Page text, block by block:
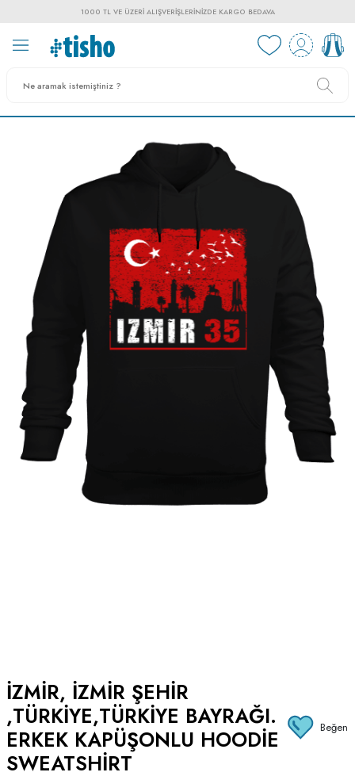
1000 TL VE ÜZERI ALIŞVERIŞLERINIZDE KARGO BEDAVA
IZMIR, IZMIR ŞEHIR
,TÜRKIYE,TÜRKIYE BAYRAĞI.
ERKEK KAPÜŞONLU HOODIE
SWEATSHIRT
Beğen